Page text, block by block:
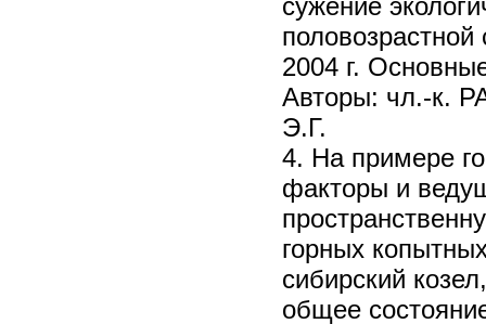
сужение
2004 г.
Авторы: чл.-к.
Э.Г.
4. На примере
факторы и
горных
сибирский
общее